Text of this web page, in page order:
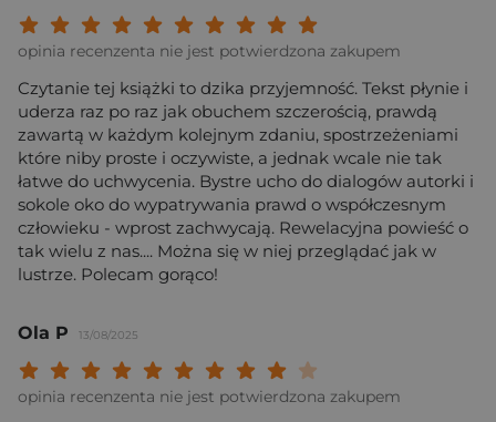
Twoja ocena:
Twoja ocena: Wybitna 9/
Twoja ocena: Rewelacyjna 8/
Twoja ocena: Bardzo dobra 7/10"
Twoja ocena: Dobra 6/10"
Twoja ocena: Przeciętna 5/10"
Twoja ocena: Może być 4/10"
Twoja ocena: Słaba 3/10"
Twoja ocena: Bardzo słaba 2/10"
Twoja ocena: Beznadziejna 1/10"
opinia recenzenta nie jest potwierdzona zakupem
Czytanie tej książki to dzika przyjemność. Tekst płynie i
uderza raz po raz jak obuchem szczerością, prawdą
zawartą w każdym kolejnym zdaniu, spostrzeżeniami
które niby proste i oczywiste, a jednak wcale nie tak
łatwe do uchwycenia. Bystre ucho do dialogów autorki i
sokole oko do wypatrywania prawd o współczesnym
człowieku - wprost zachwycają. Rewelacyjna powieść o
tak wielu z nas.... Można się w niej przeglądać jak w
lustrze. Polecam gorąco!
Ola P 13/08/2025
Twoja ocena:
Twoja ocena: Wybitna 9/
Twoja ocena: Rewelacyjna 8/
Twoja ocena: Bardzo dobra 7/10"
Twoja ocena: Dobra 6/10"
Twoja ocena: Przeciętna 5/10"
Twoja ocena: Może być 4/10"
Twoja ocena: Słaba 3/10"
Twoja ocena: Bardzo słaba 2/10"
Twoja ocena: Beznadziejna 1/10"
opinia recenzenta nie jest potwierdzona zakupem